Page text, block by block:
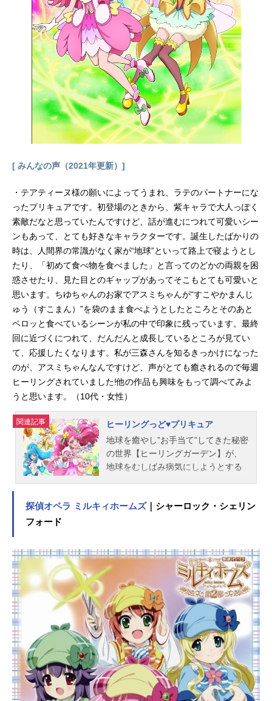
[ みんなの声（2021年更新）]
・テアティーヌ様の願いによってうまれ、ラテのパートナーにな
ったプリキュアです。初登場のときから、紫キャラで大人っぽく
素敵だなと思っていたんですけど、話が進むにつれて可愛いシー
ンもあって、とても好きなキャラクターです。誕生したばかりの
時は、人間界の常識がなく家が“地球”といって路上で寝ようとし
たり、「初めて食べ物を食べました」と言ってのどかの両親を困
惑させたり、見た目とのギャップがあってそこもとても可愛いと
思います。ちゆちゃんのお家でアスミちゃんが“すこやかまんじ
ゅう（すこまん）”を袋のまま食べようとしたところとそのあと
ペロッと食べているシーンが私の中で印象に残っています。最終
回に近づくにつれて、だんだんと成長しているところが見てい
て、応援したくなります。私が三森さんを知るきっかけになった
のが、アスミちゃんなんですけど、声がとても癒されるので毎週
ヒーリングされていました!他の作品も興味をもって調べてみよ
うと思います。（10代・女性）
関連記事
ヒーリングっど♥プリキュア
地球を癒やし”お手当て”してきた秘密
の世界【ヒーリングガーデン】が、
地球をむしばみ病気にしようとする
このピンチを救うため、逃げのびた3
ら】を持ったラテとともに、パート
ナーを探しにやって来た!3人の普通
の女の子が彼らと出会うことでプリ
キュアに変身し、ビョーゲンズに立
ち向かう!ビョーゲンズの攻撃を察知
して元気をなくしてしまうラテや、
大切な地球、そしてここに生きる全
ての生命を守りたい気持ちを胸にプ
リキュアたちは今、地球のお手当て
のために力を合わせる!作品名ヒーリ
ングっど♥プリキュア放送形態TVア
探偵オペラ ミルキィホームズ｜シャーロック・シェリン
フォード